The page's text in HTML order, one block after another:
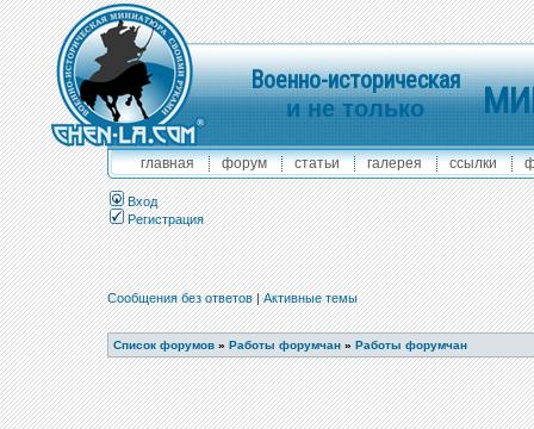
Военно-историческая
и не только
главная форум статьи галерея ссылки
Вход
Регистрация
Сообщения без ответов|Активные темы
Список форумов » Работы форумчан » Работы форумчан